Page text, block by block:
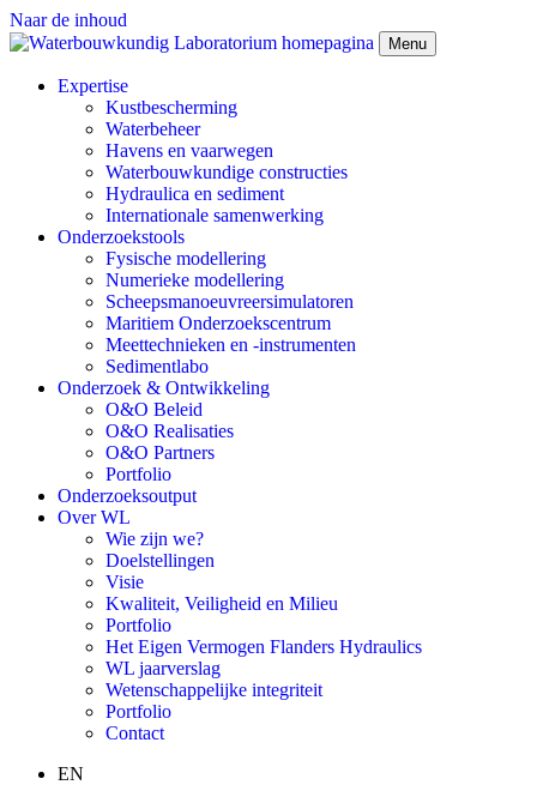
Naar de inhoud
Menu
Expertise
Kustbescherming
Waterbeheer
Havens en vaarwegen
Waterbouwkundige constructies
Hydraulica en sediment
Internationale samenwerking
Onderzoekstools
Fysische modellering
Numerieke modellering
Scheepsmanoeuvreersimulatoren
Maritiem Onderzoekscentrum
Meettechnieken en -instrumenten
Sedimentlabo
Onderzoek & Ontwikkeling
O&O Beleid
O&O Realisaties
O&O Partners
Portfolio
Onderzoeksoutput
Over WL
Wie zijn we?
Doelstellingen
Visie
Kwaliteit, Veiligheid en Milieu
Portfolio
Het Eigen Vermogen Flanders Hydraulics
WL jaarverslag
Wetenschappelijke integriteit
Portfolio
Contact
EN